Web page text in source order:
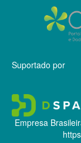
Suportado por
Empresa